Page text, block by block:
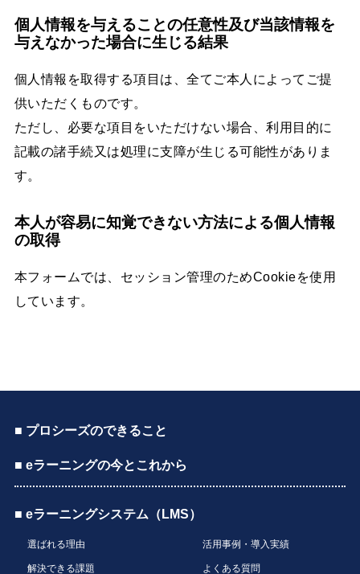
個人情報を与えることの任意性及び当該情報を
与えなかった場合に生じる結果
個人情報を取得する項目は、全てご本人によってご提
供いただくものです。
ただし、必要な項目をいただけない場合、利用目的に
記載の諸手続又は処理に支障が生じる可能性がありま
す。
本人が容易に知覚できない方法による個人情報
の取得
本フォームでは、セッション管理のためCookieを使用
しています。
■ プロシーズのできること
■ eラーニングの今とこれから
■ eラーニングシステム（LMS）
選ばれる理由
解決できる課題
活用事例・導入実績
よくある質問